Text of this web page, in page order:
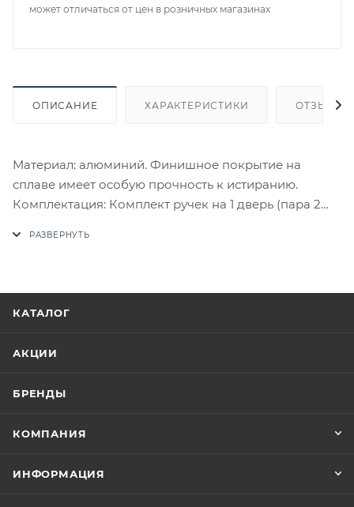
может отличаться от цен в розничных магазинах
ОПИСАНИЕ ХАРАКТЕРИСТИКИ ОТЗЫВЫ
Материал: алюминий. Финишное покрытие на
сплаве имеет особую прочность к истиранию.
Комплектация: Комплект ручек на 1 дверь (пара 2
Цены на сайте не являются оптовыми и
приходит письмо только для подтверждения, что
счете после проверки товара на наличие на складе.
КАТАЛОГ
АКЦИИ
БРЕНДЫ
КОМПАНИЯ
ИНФОРМАЦИЯ